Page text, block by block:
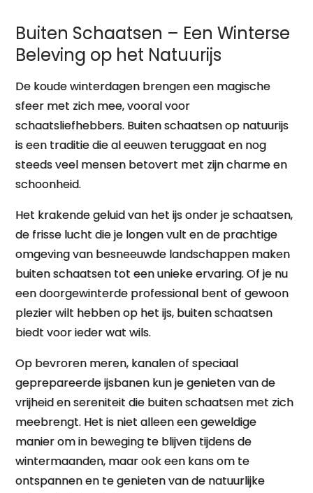
Buiten Schaatsen – Een Winterse
Beleving op het Natuurijs
De koude winterdagen brengen een magische
sfeer met zich mee, vooral voor
schaatsliefhebbers. Buiten schaatsen op natuurijs
is een traditie die al eeuwen teruggaat en nog
steeds veel mensen betovert met zijn charme en
schoonheid.
Het krakende geluid van het ijs onder je schaatsen,
de frisse lucht die je longen vult en de prachtige
omgeving van besneeuwde landschappen maken
buiten schaatsen tot een unieke ervaring. Of je nu
een doorgewinterde professional bent of gewoon
plezier wilt hebben op het ijs, buiten schaatsen
biedt voor ieder wat wils.
Op bevroren meren, kanalen of speciaal
geprepareerde ijsbanen kun je genieten van de
vrijheid en sereniteit die buiten schaatsen met zich
meebrengt. Het is niet alleen een geweldige
manier om in beweging te blijven tijdens de
wintermaanden, maar ook een kans om te
ontspannen en te genieten van de natuurlijke